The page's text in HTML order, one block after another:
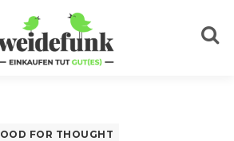
FOR THOUGHT